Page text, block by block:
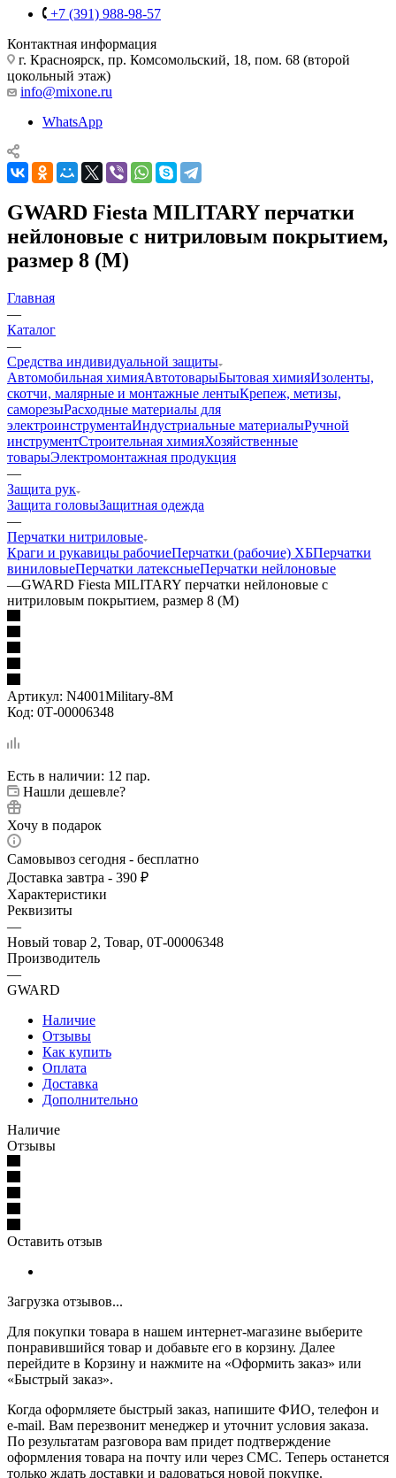
+7 (391) 988-98-57
Контактная информация
г. Красноярск, пр. Комсомольский, 18, пом. 68 (второй
цокольный этаж)
info@mixone.ru
WhatsApp
GWARD Fiesta MILITARY перчатки
нейлоновые с нитриловым покрытием,
размер 8 (M)
Главная
—
Каталог
—
Средства индивидуальной защиты
Автомобильная химияАвтотоварыБытовая химияИзоленты,
скотчи, малярные и монтажные лентыКрепеж, метизы,
саморезыРасходные материалы для
электроинструментаИндустриальные материалыРучной
инструментСтроительная химияХозяйственные
товарыЭлектромонтажная продукция
—
Защита рук
Защита головыЗащитная одежда
—
Перчатки нитриловые
Краги и рукавицы рабочиеПерчатки (рабочие) ХБПерчатки
виниловыеПерчатки латексныеПерчатки нейлоновые
—GWARD Fiesta MILITARY перчатки нейлоновые с
нитриловым покрытием, размер 8 (M)
Артикул: N4001Military-8M
Код: 0Т-00006348
Есть в наличии: 12 пар.
Нашли дешевле?
Хочу в подарок
Самовывоз сегодня - бесплатно
Доставка завтра - 390 ₽
Характеристики
Реквизиты
—
Новый товар 2, Товар, 0Т-00006348
Производитель
—
GWARD
Наличие
Отзывы
Как купить
Оплата
Доставка
Дополнительно
Наличие
Отзывы
Оставить отзыв
Загрузка отзывов...
Для покупки товара в нашем интернет-магазине выберите
понравившийся товар и добавьте его в корзину. Далее
перейдите в Корзину и нажмите на «Оформить заказ» или
«Быстрый заказ».
Когда оформляете быстрый заказ, напишите ФИО, телефон и
e-mail. Вам перезвонит менеджер и уточнит условия заказа.
По результатам разговора вам придет подтверждение
оформления товара на почту или через СМС. Теперь останется
только ждать доставки и радоваться новой покупке.